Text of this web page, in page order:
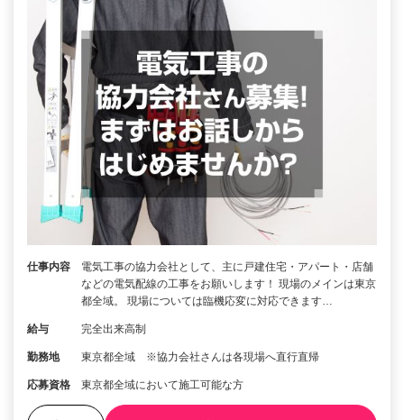
仕事内容
電気工事の協力会社として、主に戸建住宅・アパート・店舗
などの電気配線の工事をお願いします！ 現場のメインは東京
都全域。 現場については臨機応変に対応できます…
給与 完全出来高制
勤務地 東京都全域 ※協力会社さんは各現場へ直行直帰
応募資格 東京都全域において施工可能な方